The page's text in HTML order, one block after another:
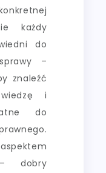
każdy
do
–
znaleźć
i
do
dobry